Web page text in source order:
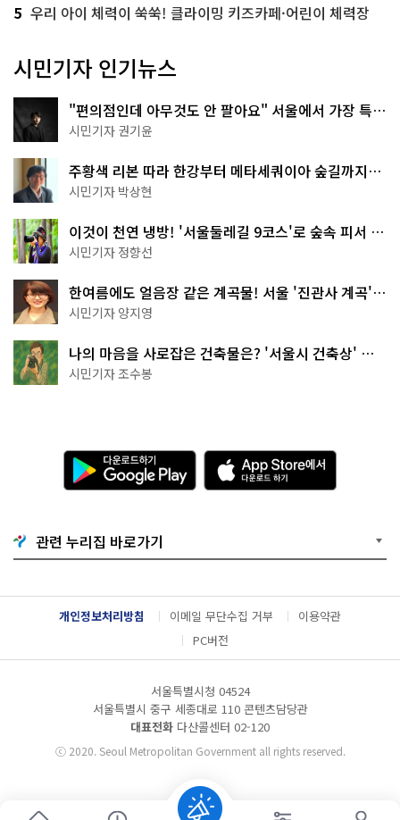
5 우리 아이 체력이 쑥쑥! 클라이밍 키즈카페·어린이 체력장
시민기자 인기뉴스
"편의점인데 아무것도 안 팔아요" 서울에서 가장 특별
한 편의점의 정체
시민기자 권기윤
주황색 리본 따라 한강부터 메타세쿼이아 숲길까지…
서울둘레길 15코스
시민기자 박상현
이것이 천연 냉방! '서울둘레길 9코스'로 숲속 피서 떠
나볼까
시민기자 정향선
한여름에도 얼음장 같은 계곡물! 서울 '진관사 계곡'이
천국이네~
시민기자 양지영
나의 마음을 사로잡은 건축물은? '서울시 건축상' 수
상작 공개!
시민기자 조수봉
다
운
로
기
G
o
g
l
e
A
p
p
e
서
다
운
관련 누리집 바로가기
개인정보처리방침 이메일 무단수집 거부
이용약관
PC버전
서울특별시청 04524
서울특별시 중구 세종대로 110 콘텐츠담당관
대표전화 다산콜센터 02-120
ⓒ2020. Seoul Metropolitan Government all rights reserved.